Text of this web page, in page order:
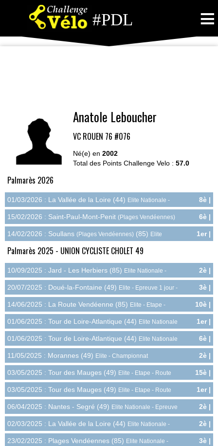
#PDL ≡
Anatole Leboucher
VC ROUEN 76 #076
Né(e) en 2002
Total des Points Challenge Velo : 57.0
Palmarès 2026
01/03/2026 : La Vallée de la Loire (44) Elite Nationale -
Epreuve 1 jour - Route
8è |
12.0pts
15/02/2026 : Saint-Paul-Mont-Penit (Plages Vendéennes)
(85)Elite Nationale - Epreuve 1 jour - Route
6è |
15.0pts
14/02/2026 : Soullans (Plages Vendéennes) (85) Elite
1er |
30.0pts
Palmarès 2025 - UNION CYCLISTE CHOLET 49
10/09/2025 : Jard - Les Herbiers (85) Elite Nationale -
Epreuve 1 jour - Route
2è |
27.0pts
20/07/2025 : Doué-la-Fontaine (49) Elite - Epreuve 1 jour -
Route
3è |
16.0pts
14/06/2025 : La Route Vendéenne (85) Elite - Etape -
Route
10è |
3.0pts
01/06/2025 : Tour de Loire-Atlantique (44) Elite Nationale
- Etape - Route
1er |
15.0pts
01/06/2025 : Tour de Loire-Atlantique (44) Elite Nationale
- Etape - Route
6è |
7.5pts
11/05/2025 : Morannes (49) Elite - Championnat
Départemental - Route
2è |
27.0pts
03/05/2025 : Tour des Mauges (49) Elite - Etape - Route
15è |
0.5pts
03/05/2025 : Tour des Mauges (49) Elite - Etape - Route
1er |
10.0pts
06/04/2025 : Nantes - Segré (49) Elite Nationale - Epreuve
1 jour - Route
2è |
27.0pts
02/03/2025 : La Vallée de la Loire (44) Elite Nationale -
Epreuve 1 jour - Route
2è |
27.0pts
23/02/2025 : Plages Vendéennes (85) Elite Nationale -
3è |